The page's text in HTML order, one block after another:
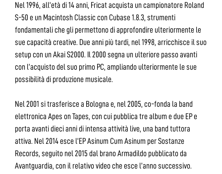
Nel 1996, all’età di 14 anni, Fricat acquista un campionatore Roland
S-50 e un Macintosh Classic con Cubase 1.8.3, strumenti
fondamentali che gli permettono di approfondire ulteriormente le
sue capacità creative. Due anni più tardi, nel 1998, arricchisce il suo
setup con un Akai S2000. Il 2000 segna un ulteriore passo avanti
con l’acquisto del suo primo PC, ampliando ulteriormente le sue
possibilità di produzione musicale.
Nel 2001 si trasferisce a Bologna e, nel 2005, co-fonda la band
elettronica Apes on Tapes, con cui pubblica tre album e due EP e
porta avanti dieci anni di intensa attività live, una band tuttora
attiva. Nel 2014 esce l’EP Asinum Cum Asinum per Sostanze
Records, seguito nel 2015 dal brano Armadildo pubblicato da
Avantguardia, con il relativo video che esce l’anno successivo.